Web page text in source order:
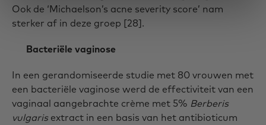
Ook de ‘Michaelson’s acne severity score’ nam
sterker af in deze groep [28].
Bacteriële vaginose
In een gerandomiseerde studie met 80 vrouwen met
een bacteriële vaginose werd de effectiviteit van een
vaginaal aangebrachte crème met 5% Berberis
vulgaris extract in een basis van het antibioticum